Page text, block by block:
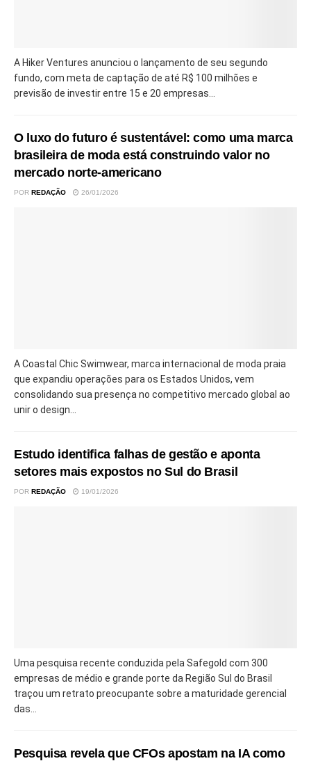
A Hiker Ventures anunciou o lançamento de seu segundo
fundo, com meta de captação de até R$ 100 milhões e
previsão de investir entre 15 e 20 empresas...
O luxo do futuro é sustentável: como uma marca
brasileira de moda está construindo valor no
mercado norte-americano
POR REDAÇÃO 26/01/2026
A Coastal Chic Swimwear, marca internacional de moda praia
que expandiu operações para os Estados Unidos, vem
consolidando sua presença no competitivo mercado global ao
unir o design...
Estudo identifica falhas de gestão e aponta
setores mais expostos no Sul do Brasil
POR REDAÇÃO 19/01/2026
Uma pesquisa recente conduzida pela Safegold com 300
empresas de médio e grande porte da Região Sul do Brasil
traçou um retrato preocupante sobre a maturidade gerencial
das...
Pesquisa revela que CFOs apostam na IA como